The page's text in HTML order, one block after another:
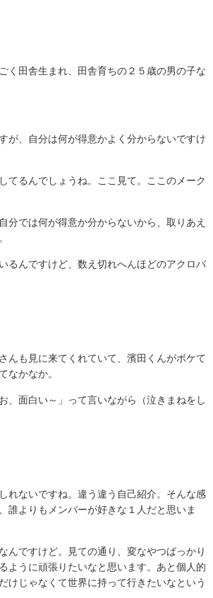
田舎生まれ、田舎育ちの２５歳の男の子な
、自分は何が得意かよく分からないですけ
るんでしょうね。ここ見て。ここのメーク
では何が得意か分からないから、取りあえ
んですけど、数え切れへんほどのアクロバ
も見に来てくれていて、濱田くんがボケて
なかなか。
面白い～」って言いながら（泣きまねをし
ないですね。違う違う自己紹介。そんな感
誰よりもメンバーが好きな１人だと思いま
ですけど。見ての通り、変なやつばっかり
うに頑張りたいなと思います。あと個人的
けじゃなくて世界に持って行きたいなという